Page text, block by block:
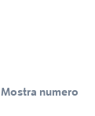
Mostra numero